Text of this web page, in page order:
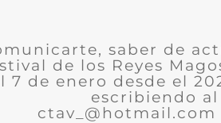
saber de
de los Reyes
7 de enero desde el
escribiendo al
ctav_@hotmail.com